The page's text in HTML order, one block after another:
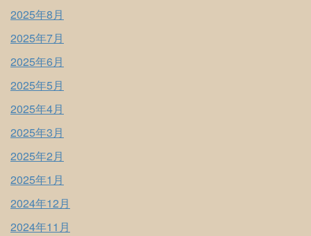
2025年8月
2025年7月
2025年6月
2025年5月
2025年4月
2025年3月
2025年2月
2025年1月
2024年12月
2024年11月